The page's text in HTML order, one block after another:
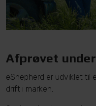
Afprøvet
eShepherd er udviklet til
drift i marken.